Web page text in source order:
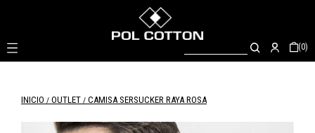
(0)
INICIO OUTLET CAMISA SERSUCKER RAYA ROSA